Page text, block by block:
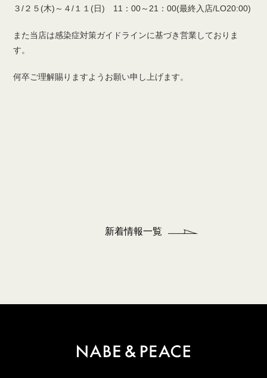
３/２５(木)～４/１１(日) 11：00～21：00(最終入店/LO20:00)
また当店は感染症対策ガイドラインに基づき営業しておりま
す。
何卒ご理解賜りますようお願い申し上げます。
新着情報一覧